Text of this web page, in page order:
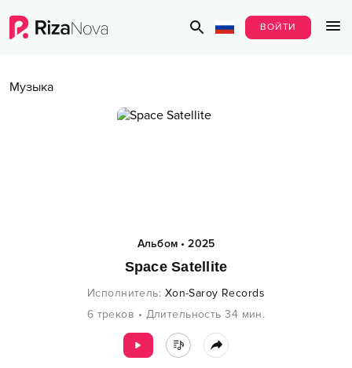
ВОЙТИ
Музыка
Альбом•2025
Space Satellite
Исполнитель: Xon-Saroy Records
6 треков • Длительность 34 мин.